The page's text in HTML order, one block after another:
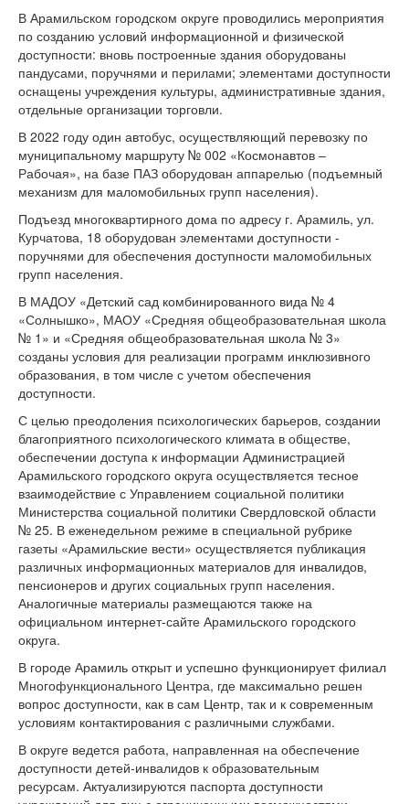
В Арамильском городском округе проводились мероприятия
по созданию условий информационной и физической
доступности: вновь построенные здания оборудованы
пандусами, поручнями и перилами; элементами доступности
оснащены учреждения культуры, административные здания,
отдельные организации торговли.
В 2022 году один автобус, осуществляющий перевозку по
муниципальному маршруту № 002 «Космонавтов –
Рабочая», на базе ПАЗ оборудован аппарелью (подъемный
механизм для маломобильных групп населения).
Подъезд многоквартирного дома по адресу г. Арамиль, ул.
Курчатова, 18 оборудован элементами доступности -
поручнями для обеспечения доступности маломобильных
групп населения.
В МАДОУ «Детский сад комбинированного вида № 4
«Солнышко», МАОУ «Средняя общеобразовательная школа
№ 1» и «Средняя общеобразовательная школа № 3»
созданы условия для реализации программ инклюзивного
образования, в том числе с учетом обеспечения
доступности.
С целью преодоления психологических барьеров, создании
благоприятного психологического климата в обществе,
обеспечении доступа к информации Администрацией
Арамильского городского округа осуществляется тесное
взаимодействие с Управлением социальной политики
Министерства социальной политики Свердловской области
№ 25. В еженедельном режиме в специальной рубрике
газеты «Арамильские вести» осуществляется публикация
различных информационных материалов для инвалидов,
пенсионеров и других социальных групп населения.
Аналогичные материалы размещаются также на
официальном интернет-сайте Арамильского городского
округа.
В городе Арамиль открыт и успешно функционирует филиал
Многофункционального Центра, где максимально решен
вопрос доступности, как в сам Центр, так и к современным
условиям контактирования с различными службами.
В округе ведется работа, направленная на обеспечение
доступности детей-инвалидов к образовательным
ресурсам. Актуализируются паспорта доступности